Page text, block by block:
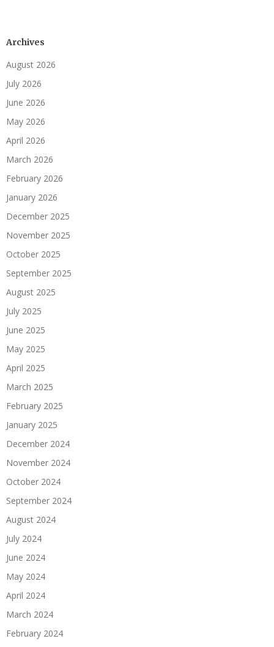
Archives
August 2026
July 2026
June 2026
May 2026
April 2026
March 2026
February 2026
January 2026
December 2025
November 2025
October 2025
September 2025
August 2025
July 2025
June 2025
May 2025
April 2025
March 2025
February 2025
January 2025
December 2024
November 2024
October 2024
September 2024
August 2024
July 2024
June 2024
May 2024
April 2024
March 2024
February 2024